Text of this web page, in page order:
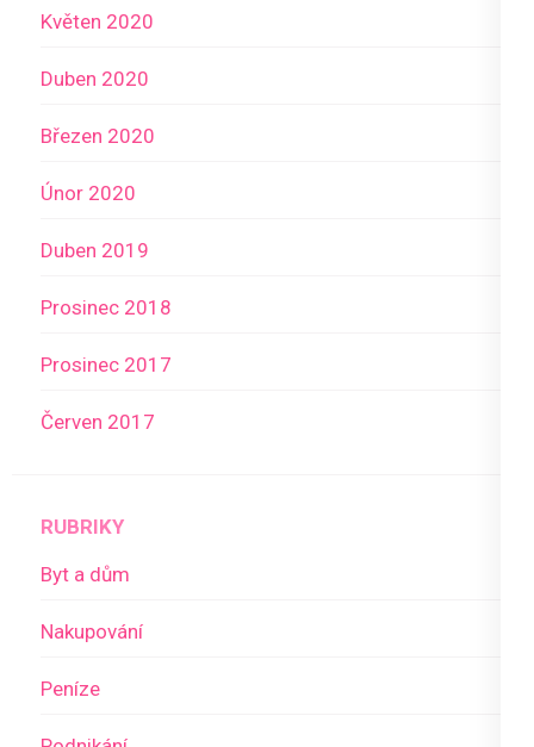
Květen 2020
Duben 2020
Březen 2020
Únor 2020
Duben 2019
Prosinec 2018
Prosinec 2017
Červen 2017
RUBRIKY
Byt a dům
Nakupování
Peníze